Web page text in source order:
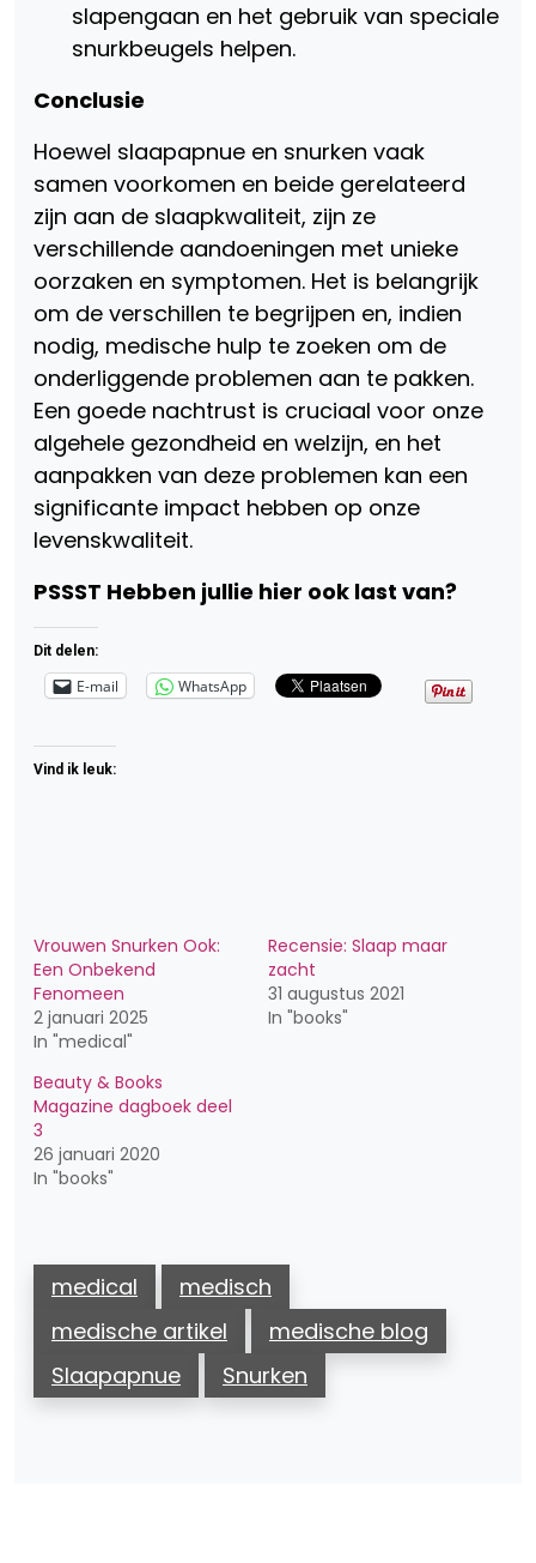
slapengaan en het gebruik van speciale
snurkbeugels helpen.
Conclusie
Hoewel slaapapnue en snurken vaak
samen voorkomen en beide gerelateerd
zijn aan de slaapkwaliteit, zijn ze
verschillende aandoeningen met unieke
oorzaken en symptomen. Het is belangrijk
om de verschillen te begrijpen en, indien
nodig, medische hulp te zoeken om de
onderliggende problemen aan te pakken.
Een goede nachtrust is cruciaal voor onze
algehele gezondheid en welzijn, en het
aanpakken van deze problemen kan een
significante impact hebben op onze
levenskwaliteit.
PSSST Hebben jullie hier ook last van?
Dit delen:
E-mail WhatsApp
Vind ik leuk:
Vrouwen Snurken Ook:
Een Onbekend
Fenomeen
2 januari 2025
In "medical"
Recensie: Slaap maar
zacht
31 augustus 2021
In "books"
Beauty & Books
Magazine dagboek deel
3
26 januari 2020
In "books"
medical
medisch
medische artikel
medische blog
Slaapapnue
Snurken